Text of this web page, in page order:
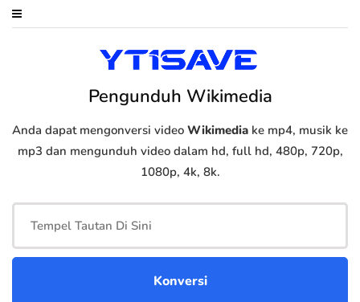
Pengunduh Wikimedia
Anda dapat mengonversi video Wikimedia ke mp4, musik ke
mp3 dan mengunduh video dalam hd, full hd, 480p, 720p,
1080p, 4k, 8k.